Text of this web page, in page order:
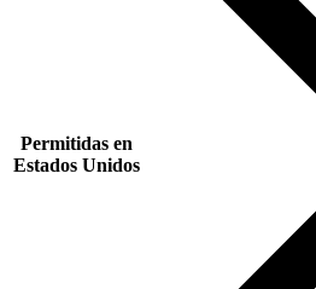
Permitidas en
Estados Unidos